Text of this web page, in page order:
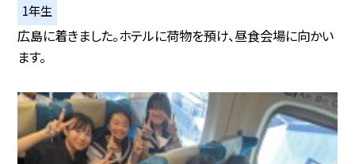
1年生
広島に着きました。ホテルに荷物を預け、昼食会場に向かい
ます。